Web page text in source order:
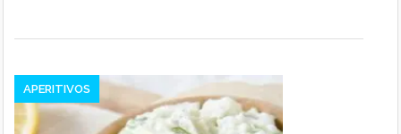
APERITIVOS